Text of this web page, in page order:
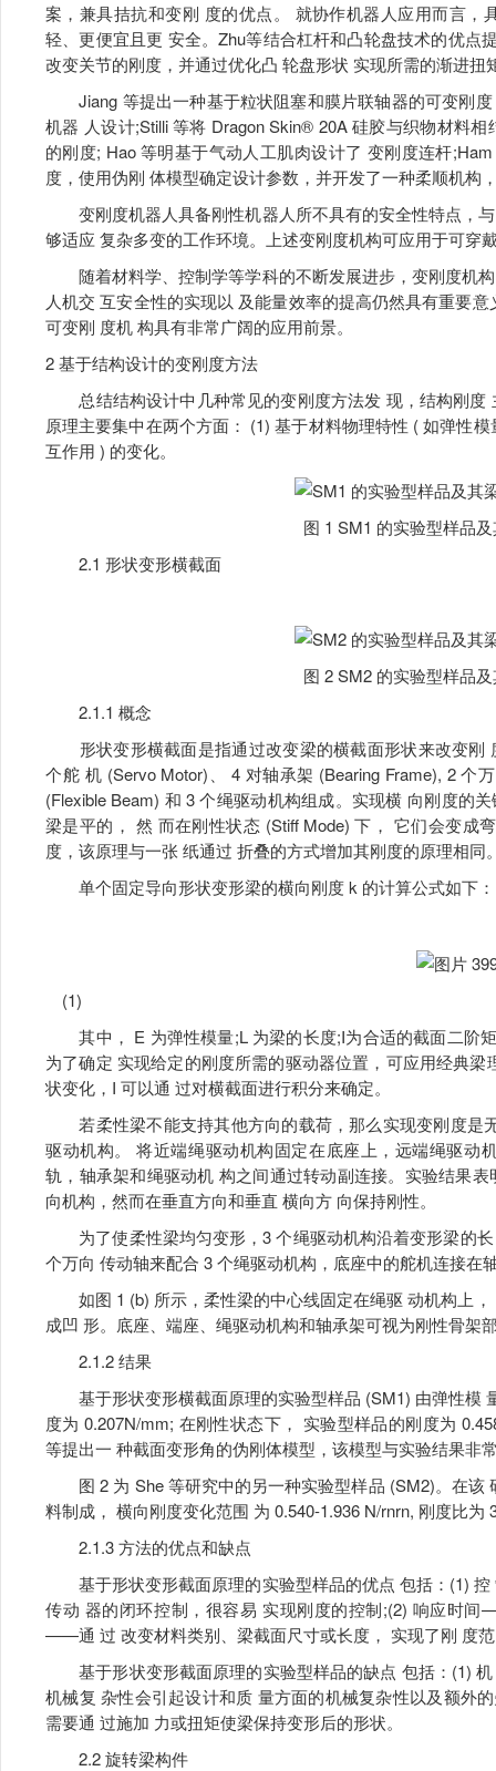
案，兼具拮抗和变刚 度的优点。 就协作机器人应用而言
轻、更便宜且更 安全。Zhu等结合杠杆和凸轮盘技术的优点
改变关节的刚度，并通过优化凸 轮盘形状 实现所需的渐进扭
Jiang 等提出一种基于粒状阻塞和膜片联轴器的可变刚度
机器 人设计;Stilli 等将 Dragon Skin® 20A 硅胶与织物材料
的刚度; Hao 等明基于气动人工肌肉设计了 变刚度连杆
度，使用伪刚 体模型确定设计参数，并开发了一种柔顺机构
变刚度机器人具备刚性机器人所不具有的安全性特点，
够适应 复杂多变的工作环境。上述变刚度机构可应用于可穿
随着材料学、控制学等学科的不断发展进步，变刚度机
人机交 互安全性的实现以 及能量效率的提高仍然具有重要
可变刚 度机 构具有非常广阔的应用前景。
2 基于结构设计的变刚度方法
总结结构设计中几种常见的变刚度方法发 现，结构刚度
原理主要集中在两个方面： (1) 基于材料物理特性 ( 如弹性
互作用 ) 的变化。
图 1 SM1 的实验型样品及
2.1 形状变形横截面
图 2 SM2 的实验型样品及
2.1.1 概念
形状变形横截面是指通过改变梁的横截面形状来改变刚
个舵 机 (Servo Motor)、 4 对轴承架 (Bearing Frame), 2 个
(Flexible Beam) 和 3 个绳驱动机构组成。实现横 向刚度的
梁是平的， 然 而在刚性状态 (Stiff Mode) 下， 它们会变成
度，该原理与一张 纸通过 折叠的方式增加其刚度的原理相同
单个固定导向形状变形梁的横向刚度 k 的计算公式如下：
(1)
其中， E 为弹性模量;L 为梁的长度;I为合适的截面二阶
为了确定 实现给定的刚度所需的驱动器位置，可应用经典
状变化，I 可以通 过对横截面进行积分来确定。
若柔性梁不能支持其他方向的载荷，那么实现变刚度是
驱动机构。 将近端绳驱动机构固定在底座上，远端绳驱动
轨，轴承架和绳驱动机 构之间通过转动副连接。实验结果
向机构，然而在垂直方向和垂直 横向方 向保持刚性。
为了使柔性梁均匀变形，3 个绳驱动机构沿着变形梁的
个万向 传动轴来配合 3 个绳驱动机构，底座中的舵机连接在
如图 1 (b) 所示，柔性梁的中心线固定在绳驱 动机构上，
成凹 形。底座、端座、绳驱动机构和轴承架可视为刚性骨架
2.1.2 结果
基于形状变形横截面原理的实验型样品 (SM1) 由弹性模
度为 0.207N/mm; 在刚性状态下， 实验型样品的刚度为
等提出一 种截面变形角的伪刚体模型，该模型与实验结果非
图 2 为 She 等研究中的另一种实验型样品 (SM2)。在该
料制成， 横向刚度变化范围 为 0.540-1.936 N/rnrn, 刚度比为
2.1.3 方法的优点和缺点
基于形状变形截面原理的实验型样品的优点 包括：(1)
传动 器的闭环控制，很容易 实现刚度的控制;(2) 响应时
——通 过 改变材料类别、梁截面尺寸或长度， 实现了刚 度
基于形状变形截面原理的实验型样品的缺点 包括：(1)
机械复 杂性会引起设计和质 量方面的机械复杂性以及额
需要通 过施加 力或扭矩使梁保持变形后的形状。
2.2 旋转梁构件